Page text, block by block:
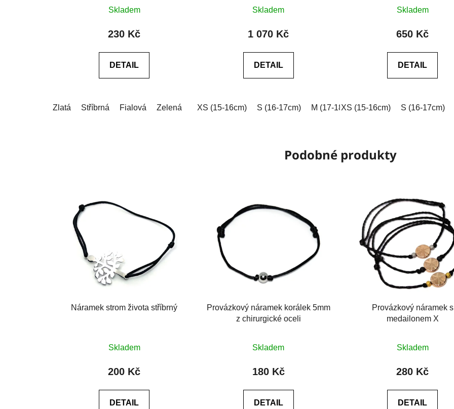
hodnocení
produktu
z
Skladem
230 Kč
DETAIL
Zlatá Stříbrná Fialová Zelená
hodnocení
produktu
z
Skladem
1 070 Kč
DETAIL
XS (15-16cm) S (16-17cm) M (17-18cm) L (18-19cm) XL (19-
hodnocení
produktu
z
Skladem
650 Kč
DETAIL
XS (15-16cm) S (16-17cm)
Podobné produkty
Náramek strom života stříbrný
Skladem
200 Kč
DETAIL
Provázkový náramek korálek 5mm
z chirurgické oceli
hodnocení
produktu
z
Skladem
180 Kč
DETAIL
Provázkový náramek s
medailonem X
Skladem
280 Kč
DETAIL